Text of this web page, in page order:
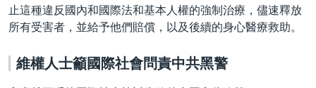
止這種違反國內和國際法和基本人權的強制治療，儘速釋放
所有受害者，並給予他們賠償，以及後續的身心醫療救助。
維權人士籲國際社會問責中共黑警